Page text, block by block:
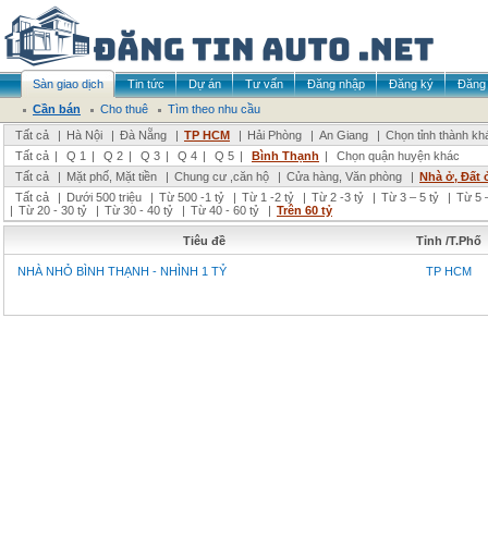
Sàn giao dịch Tin tức Dự án Tư vấn Đăng nhập Đăng ký
Đăng
Cần bán
Cho thuê
Tìm theo nhu cầu
Tất cả
| Hà Nội | Đà Nẵng | TP HCM | Hải Phòng | An Giang | Chọn tỉnh thành
Tất cả | Q 1 | Q 2 | Q 3 | Q 4 | Q 5 | Bình Thạnh |
Chọn quận huyện khác
Tất cả
| Mặt phố, Mặt tiền | Chung cư ,căn hộ | Cửa hàng, Văn phòng | Nhà ở, Đất
Tất cả
| Dưới 500 triệu | Từ 500 -1 tỷ | Từ 1 -2 tỷ | Từ 2 -3 tỷ | Từ 3 – 5 tỷ | Từ 5
| Từ 20 - 30 tỷ | Từ 30 - 40 tỷ | Từ 40 - 60 tỷ | Trên 60 tỷ
Tiêu đề Tỉnh /T.Phố
NHÀ NHỎ BÌNH THẠNH - NHÌNH 1 TỶ TP HCM